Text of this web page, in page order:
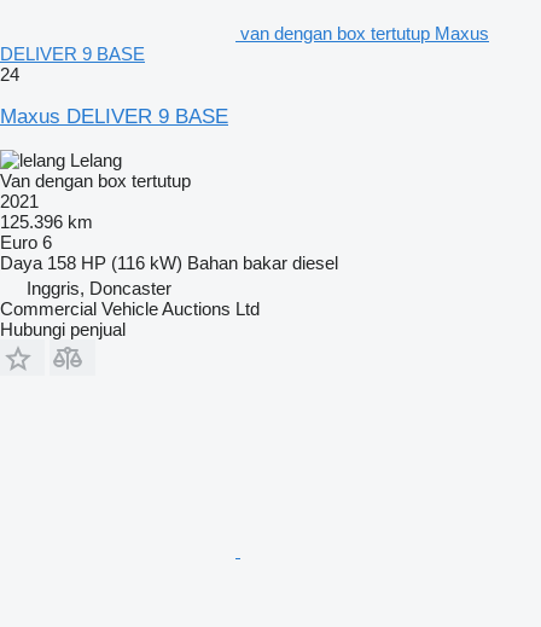
van dengan box tertutup Maxus
DELIVER 9 BASE
24
Maxus DELIVER 9 BASE
Lelang
Van dengan box tertutup
2021
125.396 km
Euro 6
Daya 158 HP (116 kW) Bahan bakar diesel
Inggris, Doncaster
Commercial Vehicle Auctions Ltd
Hubungi penjual